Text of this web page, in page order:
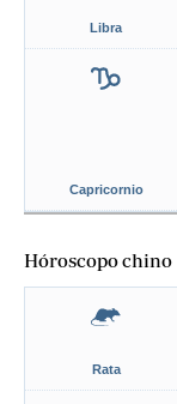
Libra
Capricornio
Hóroscopo chino
Rata